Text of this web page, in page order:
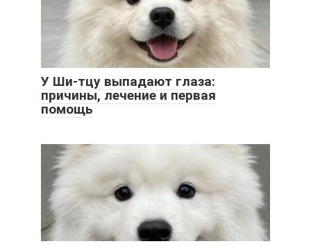
У Ши-тцу выпадают глаза:
причины, лечение и первая
помощь